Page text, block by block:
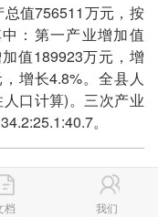
值756511万元，按
：第一产业增加值
值189923万元，增
增长4.8%。全县人
口计算)。三次产业
。
档 我们